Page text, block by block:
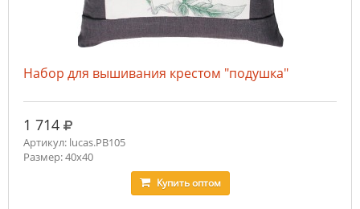
Набор для вышивания крестом "подушка"
1 714 руб.
Артикул: lucas.PB105
Размер: 40x40
Купитьоптом